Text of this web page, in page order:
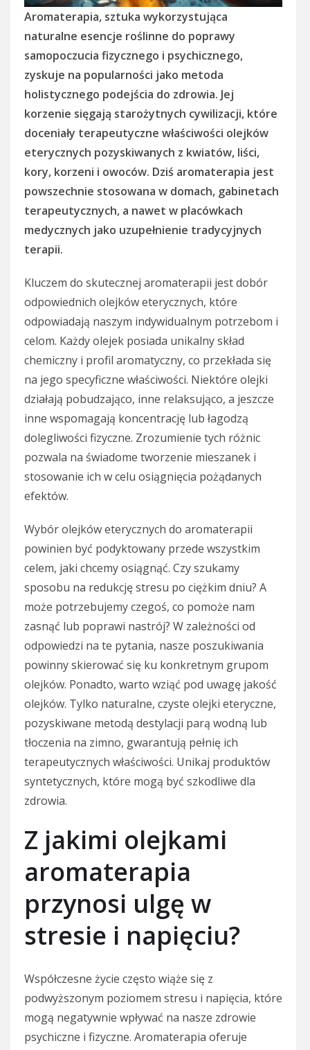
Aromaterapia, sztuka wykorzystująca
naturalne esencje roślinne do poprawy
samopoczucia fizycznego i psychicznego,
zyskuje na popularności jako metoda
holistycznego podejścia do zdrowia. Jej
korzenie sięgają starożytnych cywilizacji, które
doceniały terapeutyczne właściwości olejków
eterycznych pozyskiwanych z kwiatów, liści,
kory, korzeni i owoców. Dziś aromaterapia jest
powszechnie stosowana w domach, gabinetach
terapeutycznych, a nawet w placówkach
medycznych jako uzupełnienie tradycyjnych
terapii.
Kluczem do skutecznej aromaterapii jest dobór
odpowiednich olejków eterycznych, które
odpowiadają naszym indywidualnym potrzebom i
celom. Każdy olejek posiada unikalny skład
chemiczny i profil aromatyczny, co przekłada się
na jego specyficzne właściwości. Niektóre olejki
działają pobudzająco, inne relaksująco, a jeszcze
inne wspomagają koncentrację lub łagodzą
dolegliwości fizyczne. Zrozumienie tych różnic
pozwala na świadome tworzenie mieszanek i
stosowanie ich w celu osiągnięcia pożądanych
efektów.
Wybór olejków eterycznych do aromaterapii
powinien być podyktowany przede wszystkim
celem, jaki chcemy osiągnąć. Czy szukamy
sposobu na redukcję stresu po ciężkim dniu? A
może potrzebujemy czegoś, co pomoże nam
zasnąć lub poprawi nastrój? W zależności od
odpowiedzi na te pytania, nasze poszukiwania
powinny skierować się ku konkretnym grupom
olejków. Ponadto, warto wziąć pod uwagę jakość
olejków. Tylko naturalne, czyste olejki eteryczne,
pozyskiwane metodą destylacji parą wodną lub
tłoczenia na zimno, gwarantują pełnię ich
terapeutycznych właściwości. Unikaj produktów
syntetycznych, które mogą być szkodliwe dla
zdrowia.
Z jakimi olejkami
aromaterapia
przynosi ulgę w
stresie i napięciu?
Współczesne życie często wiąże się z
podwyższonym poziomem stresu i napięcia, które
mogą negatywnie wpływać na nasze zdrowie
psychiczne i fizyczne. Aromaterapia oferuje